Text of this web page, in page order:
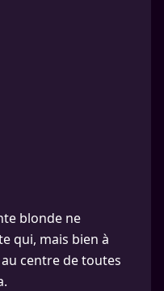
blonde ne
qui, mais bien à
centre de toutes